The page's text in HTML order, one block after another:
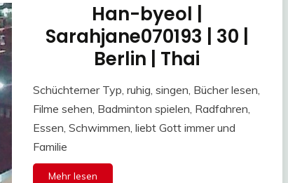
Han-byeol |
Sarahjane070193 | 30 |
Berlin | Thai
Schüchterner Typ, ruhig, singen, Bücher lesen,
Filme sehen, Badminton spielen, Radfahren,
Essen, Schwimmen, liebt Gott immer und
Familie
Mehr lesen